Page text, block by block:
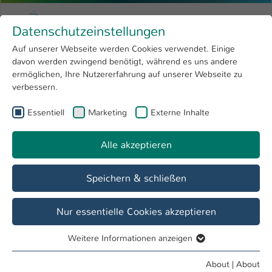
Menu
Research 4
Open submenu
University
International
Skip to main content
University of Applied Sciences
You are here: Angewandte Ingenieurwissenschaften
Fachbereich
Overview Studieninteressierte Studierende
Anerkennungen
Wenn du Leistungen anerkennen lassen willst, die du in
einem anderen Studiengang oder außerhalb des
Hochschulbereichs erbracht hast, ist deine Ansprechpartnerin
Datenschutzeinstellungen
Auf unserer Webseite werden Cookies verwendet. Einige
davon werden zwingend benötigt, während es uns andere
ermöglichen, Ihre Nutzererfahrung auf unserer Webseite zu
verbessern.
Essentiell Marketing Externe Inhalte
Alle akzeptieren
Speichern & schließen
Nur essentielle Cookies akzeptieren
Essentielle Cookies werden für grundlegende Funktionen
Weitere Informationen anzeigen
About | About